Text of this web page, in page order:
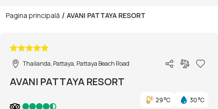
Pagina principală / AVANI PATTAYA RESORT
Thailanda, Pattaya, Pattaya Beach Road
AVANI PATTAYA RESORT
29 °C
30 °C